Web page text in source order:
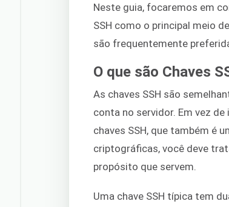
Neste guia, focaremos em
SSH como o principal meio
são frequentemente
O que são Chaves
As chaves SSH são
conta no servidor. Em vez
chaves SSH, que também é
criptográficas, você deve
propósito que servem.
Uma chave SSH típica tem